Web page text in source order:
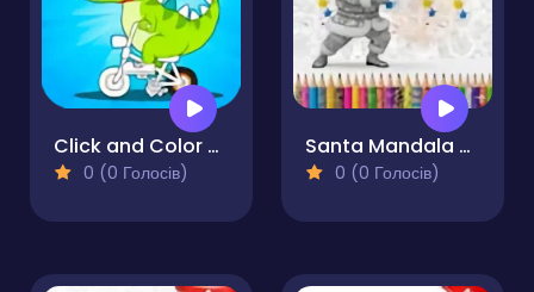
Click and Color Dinosaurs
0 (0 Голосів)
Santa Mandala Coloring Pages
0 (0 Голосів)